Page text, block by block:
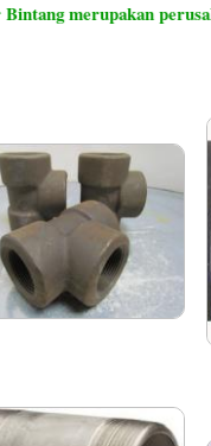
merupakan perusahaan